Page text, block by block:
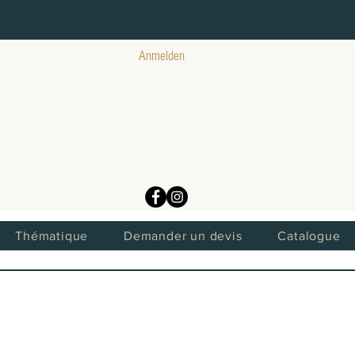
Anmelden
Thématique Demander un devis Catalogue